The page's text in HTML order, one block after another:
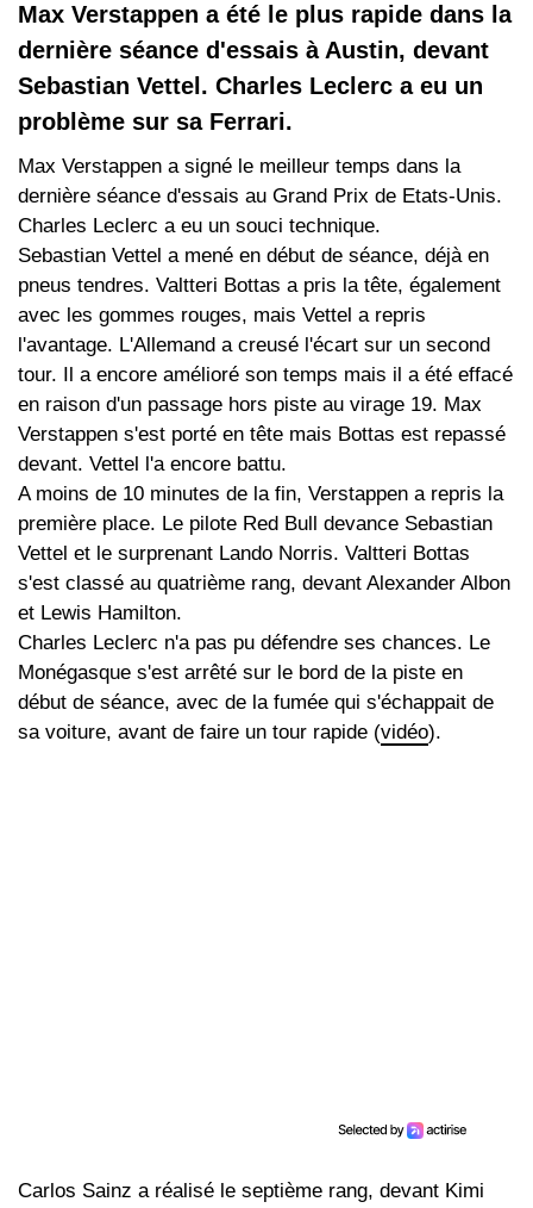
Max Verstappen a été le plus rapide dans la
dernière séance d'essais à Austin, devant
Sebastian Vettel. Charles Leclerc a eu un
problème sur sa Ferrari.
Max Verstappen a signé le meilleur temps dans la
dernière séance d'essais au Grand Prix de Etats-Unis.
Charles Leclerc a eu un souci technique.
Sebastian Vettel a mené en début de séance, déjà en
pneus tendres. Valtteri Bottas a pris la tête, également
avec les gommes rouges, mais Vettel a repris
l'avantage. L'Allemand a creusé l'écart sur un second
tour. Il a encore amélioré son temps mais il a été effacé
en raison d'un passage hors piste au virage 19. Max
Verstappen s'est porté en tête mais Bottas est repassé
devant. Vettel l'a encore battu.
A moins de 10 minutes de la fin, Verstappen a repris la
première place. Le pilote Red Bull devance Sebastian
Vettel et le surprenant Lando Norris. Valtteri Bottas
s'est classé au quatrième rang, devant Alexander Albon
et Lewis Hamilton.
Charles Leclerc n'a pas pu défendre ses chances. Le
Monégasque s'est arrêté sur le bord de la piste en
début de séance, avec de la fumée qui s'échappait de
sa voiture, avant de faire un tour rapide (vidéo).
Carlos Sainz a réalisé le septième rang, devant Kimi